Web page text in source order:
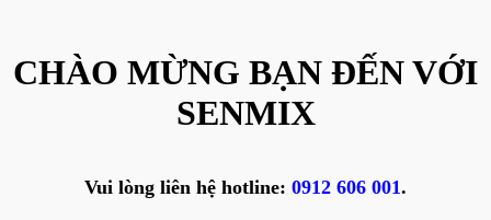
CHÀO MỪNG BẠN ĐẾN VỚI
SENMIX
Vui lòng liên hệ hotline: 0912 606 001.